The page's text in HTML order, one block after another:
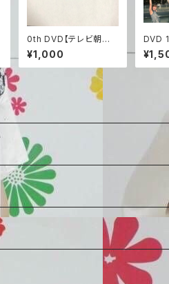
0th DVD【テレビ朝日
スペースUMUライブ】
¥1,000
DVD
o 【
o】